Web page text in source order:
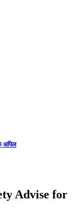
अपिल
Advise for